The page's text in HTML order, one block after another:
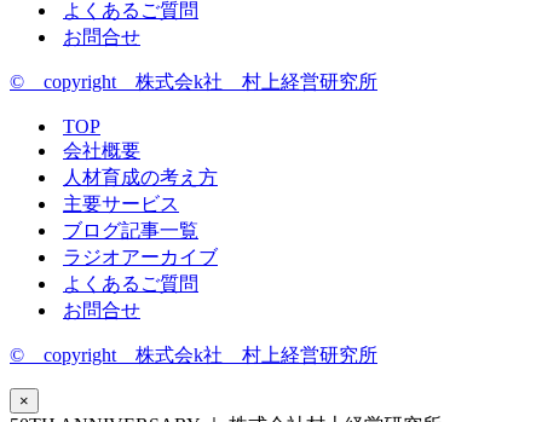
よくあるご質問
お問合せ
© copyright 株式会k社 村上経営研究所
TOP
会社概要
人材育成の考え方
主要サービス
ブログ記事一覧
ラジオアーカイブ
よくあるご質問
お問合せ
© copyright 株式会k社 村上経営研究所
×